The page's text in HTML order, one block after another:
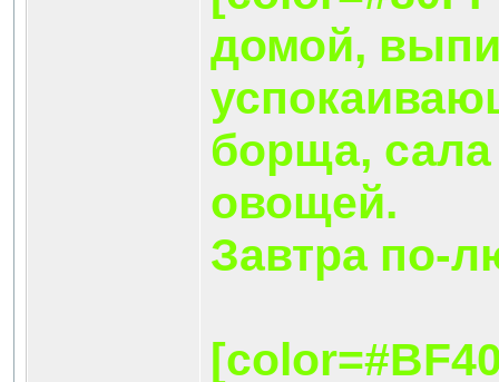
домой,
борща, сала
овощей.
Завтра по-